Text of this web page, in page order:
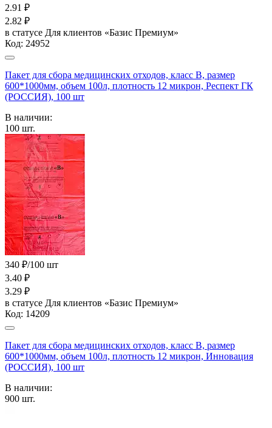
2.91 ₽
2.82 ₽
в статусе Для клиентов «Базис Премиум»
Код: 24952
Пакет для сбора медицинских отходов, класс В, размер
600*1000мм, объем 100л, плотность 12 микрон, Респект ГК
(РОССИЯ), 100 шт
В наличии:
100 шт.
340 ₽/100 шт
3.40 ₽
3.29 ₽
в статусе Для клиентов «Базис Премиум»
Код: 14209
Пакет для сбора медицинских отходов, класс В, размер
600*1000мм, объем 100л, плотность 12 микрон, Инновация
(РОССИЯ), 100 шт
В наличии:
900 шт.